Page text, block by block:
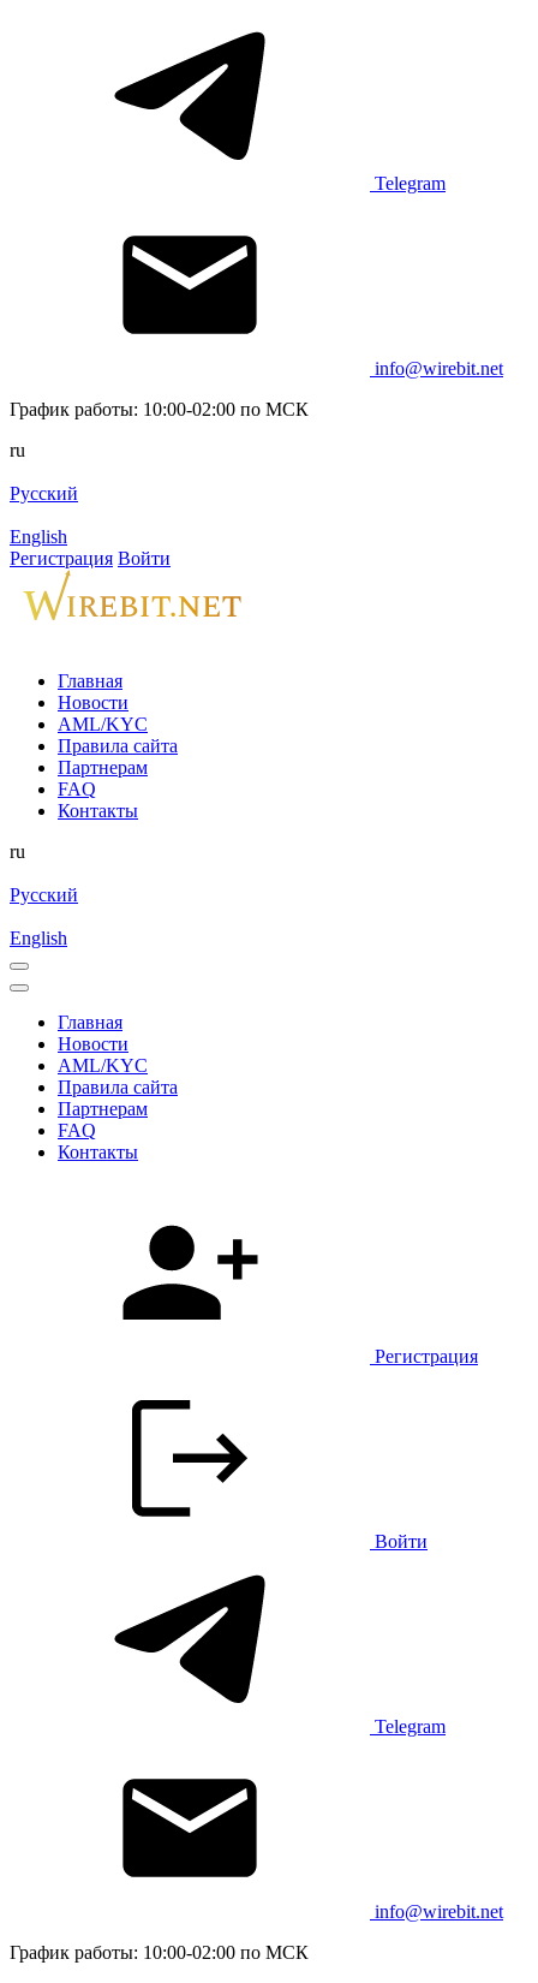
Telegram
info@wirebit.net
График работы: 10:00-02:00 по МСК
ru
Русский
English
Регистрация Войти
Главная
Новости
AML/KYC
Правила сайта
Партнерам
FAQ
Контакты
ru
Русский
English
Главная
Новости
AML/KYC
Правила сайта
Партнерам
FAQ
Контакты
Регистрация
Войти
Telegram
info@wirebit.net
График работы: 10:00-02:00 по МСК